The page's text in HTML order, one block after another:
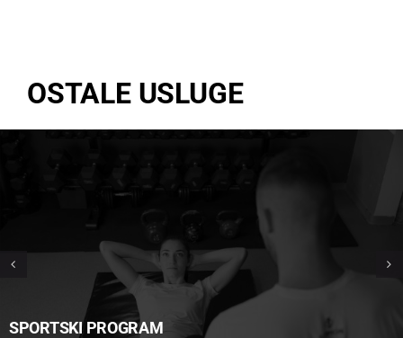
OSTALE USLUGE
SPORTSKI PROGRAM